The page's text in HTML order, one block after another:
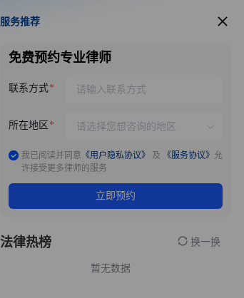
服务推荐
服务推荐
免费预约专业律师
联系方式
所在地区
我已阅读并同意 《用户隐私协议》 及 《服务协议》 允
许接受更多律师的服务
立即预约
法律热榜 换一换
暂无数据